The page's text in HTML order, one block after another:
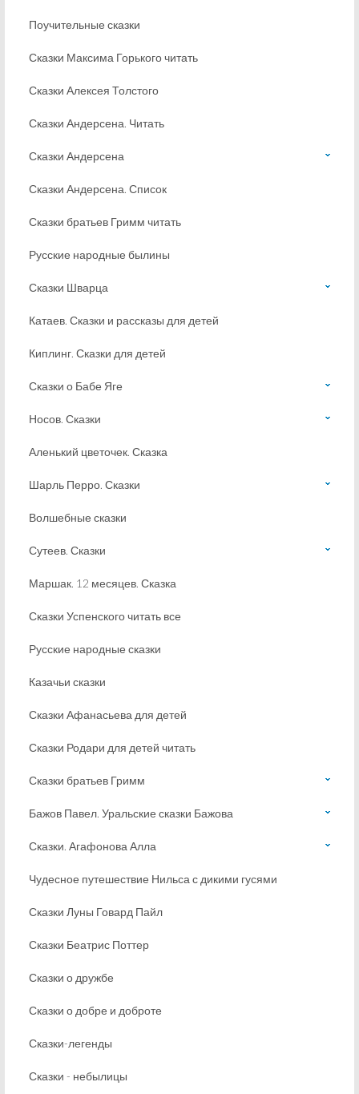
Поучительные сказки
Сказки Максима Горького читать
Сказки Алексея Толстого
Сказки Андерсена. Читать
Сказки Андерсена
Сказки Андерсена. Список
Сказки братьев Гримм читать
Русские народные былины
Сказки Шварца
Катаев. Сказки и рассказы для детей
Киплинг. Сказки для детей
Сказки о Бабе Яге
Носов. Сказки
Аленький цветочек. Сказка
Шарль Перро. Сказки
Волшебные сказки
Сутеев. Сказки
Маршак. 12 месяцев. Сказка
Сказки Успенского читать все
Русские народные сказки
Казачьи сказки
Сказки Афанасьева для детей
Сказки Родари для детей читать
Сказки братьев Гримм
Бажов Павел. Уральские сказки Бажова
Сказки. Агафонова Алла
Чудесное путешествие Нильса с дикими гусями
Сказки Луны Говард Пайл
Сказки Беатрис Поттер
Сказки о дружбе
Сказки о добре и доброте
Сказки-легенды
Сказки - небылицы